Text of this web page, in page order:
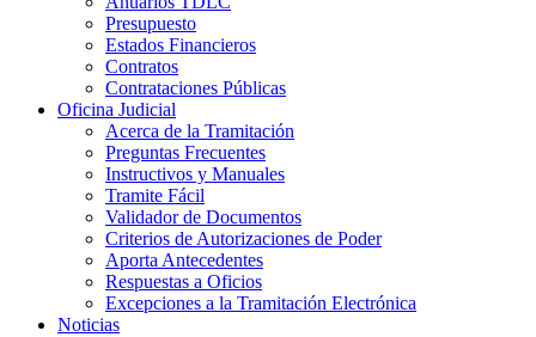
Presupuesto
Estados Financieros
Contratos
Contrataciones Públicas
Oficina Judicial
Acerca de la Tramitación
Preguntas Frecuentes
Instructivos y Manuales
Tramite Fácil
Validador de Documentos
Criterios de Autorizaciones de Poder
Aporta Antecedentes
Respuestas a Oficios
Excepciones a la Tramitación Electrónica
Noticias